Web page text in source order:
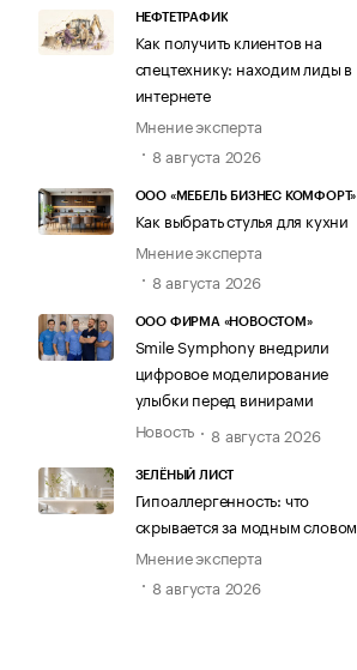
НЕФТЕТРАФИК
Как получить клиентов на
спецтехнику: находим лиды в
интернете
Мнение эксперта
8 августа 2026
ООО «МЕБЕЛЬ БИЗНЕС КОМФОРТ»
Как выбрать стулья для кухни
Мнение эксперта
8 августа 2026
ООО ФИРМА «НОВОСТОМ»
Smile Symphony внедрили
цифровое моделирование
улыбки перед винирами
Новость
8 августа 2026
ЗЕЛЁНЫЙ ЛИСТ
Гипоаллергенность: что
скрывается за модным словом
Мнение эксперта
8 августа 2026